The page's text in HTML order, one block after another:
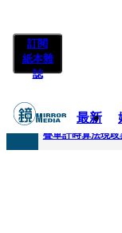
訂閱
紙本雜
誌
最新
快訊
疊單計時算法現